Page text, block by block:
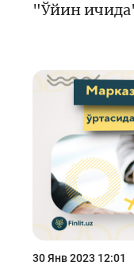
"Ўйин
30 Янв 2023 12:01